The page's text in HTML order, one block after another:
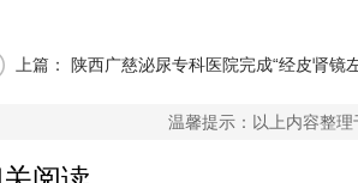
上篇：
陕西广慈泌尿专科医院完成“经皮肾镜
温馨提示：以上内容整